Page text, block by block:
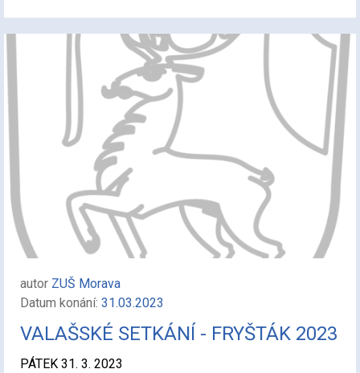
autor ZUŠ Morava
Datum konání: 31.03.2023
VALAŠSKÉ SETKÁNÍ - FRYŠTÁK 2023
PÁTEK 31. 3. 2023